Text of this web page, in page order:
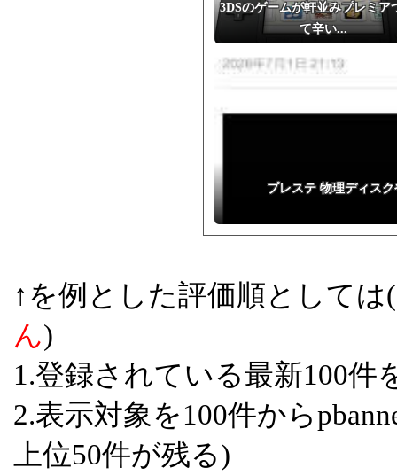
3DSのゲームが軒並みプレミア
て辛い...
プレステ 物理ディス
↑を例とした評価順としては(
ん)
1.登録されている最新100件
2.表示対象を100件から
上位50件が残る)